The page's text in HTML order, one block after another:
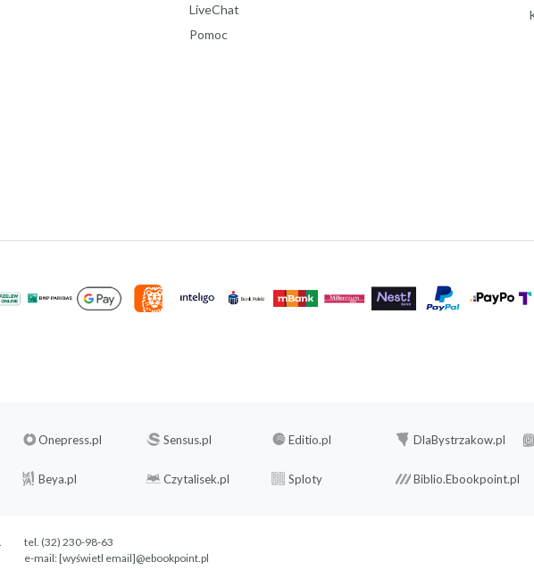
LiveChat
Pomoc
Onepress.pl Sensus.pl Editio.pl DlaBystrzakow.pl
Beya.pl Czytalisek.pl Sploty Biblio.Ebookpoint.pl
tel. (32) 230-98-63
e-mail:[wyświetl email]@ebookpoint.pl